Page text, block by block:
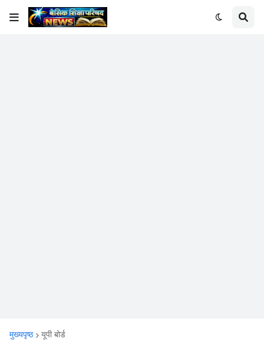
मुख्यपृष्ठ यूपी बोर्ड